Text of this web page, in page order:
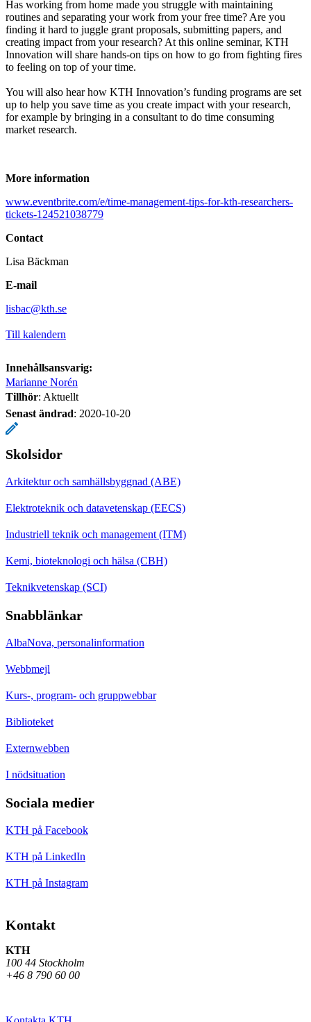
Has working from home made you struggle with maintaining
routines and separating your work from your free time? Are you
finding it hard to juggle grant proposals, submitting papers, and
creating impact from your research? At this online seminar, KTH
Innovation will share hands-on tips on how to go from fighting fires
to feeling on top of your time.
You will also hear how KTH Innovation’s funding programs are set
up to help you save time as you create impact with your research,
for example by bringing in a consultant to do time consuming
market research.
More information
www.eventbrite.com/e/time-management-tips-for-kth-researchers-
tickets-124521038779
Contact
Lisa Bäckman
E-mail
lisbac@kth.se
Till kalendern
Innehållsansvarig:
Marianne Norén
Tillhör: Aktuellt
Senast ändrad: 2020-10-20
Skolsidor
Arkitektur och samhällsbyggnad (ABE)
Elektroteknik och datavetenskap (EECS)
Industriell teknik och management (ITM)
Kemi, bioteknologi och hälsa (CBH)
Teknikvetenskap (SCI)
Snabblänkar
AlbaNova, personalinformation
Webbmejl
Kurs-, program- och gruppwebbar
Biblioteket
Externwebben
I nödsituation
Sociala medier
KTH på Facebook
KTH på LinkedIn
KTH på Instagram
Kontakt
KTH
100 44 Stockholm
+46 8 790 60 00